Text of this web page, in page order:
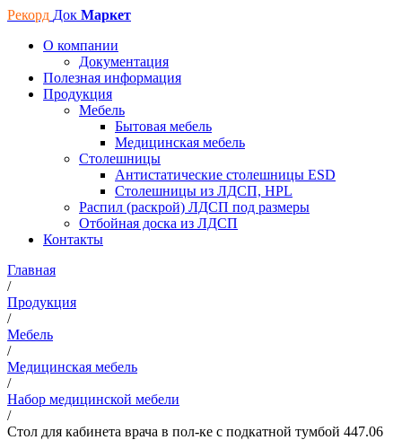
Рекорд Док Маркет
О компании
Документация
Полезная информация
Продукция
Мебель
Бытовая мебель
Медицинская мебель
Столешницы
Антистатические столешницы ESD
Столешницы из ЛДСП, HPL
Распил (раскрой) ЛДСП под размеры
Отбойная доска из ЛДСП
Контакты
Главная
/
Продукция
/
Мебель
/
Медицинская мебель
/
Набор медицинской мебели
/
Стол для кабинета врача в пол-ке с подкатной тумбой 447.06